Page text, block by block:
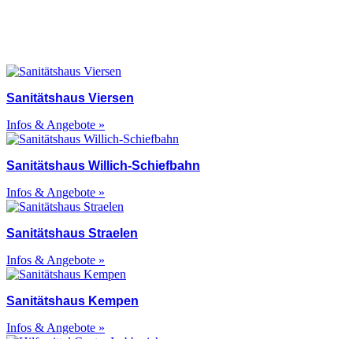
Sanitätshaus Viersen
Infos & Angebote »
Sanitätshaus Willich-Schiefbahn
Infos & Angebote »
Sanitätshaus Straelen
Infos & Angebote »
Sanitätshaus Kempen
Infos & Angebote »